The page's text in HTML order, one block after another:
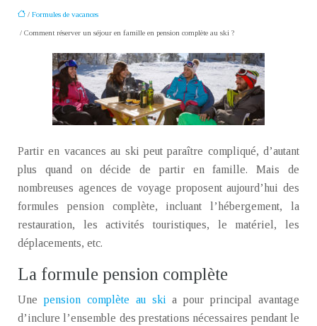
/ Formules de vacances
/ Comment réserver un séjour en famille en pension complète au ski ?
Partir en vacances au ski peut paraître compliqué, d’autant
plus quand on décide de partir en famille. Mais de
nombreuses agences de voyage proposent aujourd’hui des
formules pension complète, incluant l’hébergement, la
restauration, les activités touristiques, le matériel, les
déplacements, etc.
La formule pension complète
Une pension complète au ski a pour principal avantage
d’inclure l’ensemble des prestations nécessaires pendant le